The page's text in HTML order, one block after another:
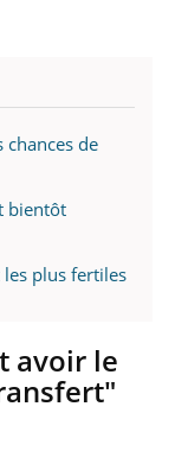
chances de
bientôt
les plus fertiles
avoir le